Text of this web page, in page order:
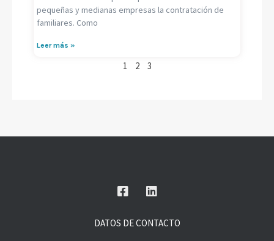
pequeñas y medianas empresas la contratación de
familiares. Como
Leer más »
1 2 3
DATOS DE CONTACTO